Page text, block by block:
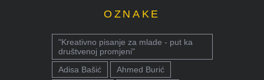
OZNAKE
"Kreativno pisanje za mlade - put ka
društvenoj promjeni"
Adisa Bašić
Ahmed Burić